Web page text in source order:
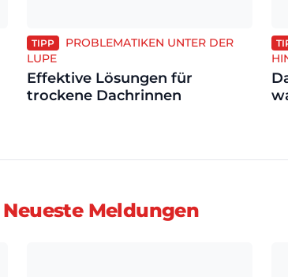
TIPP
PROBLEMATIKEN UNTER DER
LUPE
Effektive Lösungen für
trockene Dachrinnen
Neueste Meldungen